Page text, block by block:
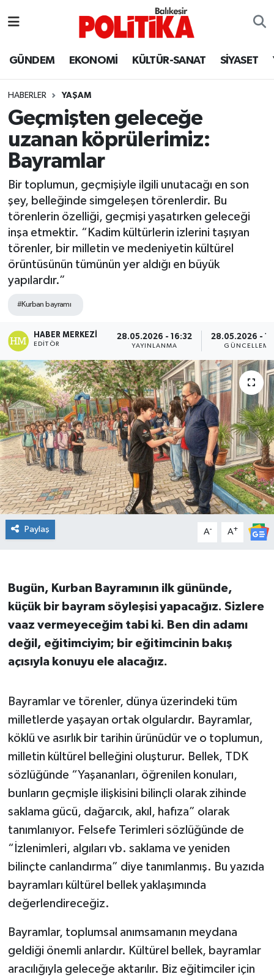
GÜNDEM EKONOMİ KÜLTÜR-SANAT SİYASET
HABERLER YAŞAM
Geçmişten geleceğe
uzanan köprülerimiz:
Bayramlar
Bir toplumun, geçmişiyle ilgili unutacağı en son
şey, belleğinde simgeleşen törenlerdir. Bu
törenlerin özelliği, geçmişi yaşatırken geleceği
inşa etmektir. “Kadim kültürlerin izlerini taşıyan
törenler, bir milletin ve medeniyetin kültürel
örüntüsünün tümünün yer aldığı en büyük
yapılardır.”
#Kurban bayramı
HABER MERKEZI
EDITÖR
28.05.2026 - 16:32
YAYINLANMA
28.05.2026 -
GÜNCELLEME
Paylaş A- A+
Bugün, Kurban Bayramının ilk gününde,
küçük bir bayram söyleşisi yapacağız. Sizlere
vaaz vermeyeceğim tabi ki. Ben din adamı
değil, eğitimciyim; bir eğitimcinin bakış
açısıyla konuyu ele alacağız.
Bayramlar ve törenler, dünya üzerindeki tüm
milletlerde yaşayan ortak olgulardır. Bayramlar,
köklü ve asırlık bir tarihin ürünüdür ve o toplumun,
milletin kültürel belleğini oluşturur. Bellek, TDK
sözlüğünde “Yaşananları, öğrenilen konuları,
bunların geçmişle ilişkisini bilinçli olarak zihinde
saklama gücü, dağarcık, akıl, hafıza” olarak
tanımlanıyor. Felsefe Terimleri sözlüğünde de
“İzlenimleri, algıları vb. saklama ve yeniden
bilinçte canlandırma” diye tanımlanmış. Bu yazıda
bayramları kültürel bellek yaklaşımında
değerlendireceğiz.
Bayramlar, toplumsal anımsamanın meydana
geldiği önemli anlardır. Kültürel bellek, bayramlar
aracılığıyla geleceğe aktarılır. Biz eğitimciler için
Ayvalık
Bandırma
Bigadiç
BİYOGRAFİLER
Burhaniye
ÇEVRE
Edremit
EĞİTİM
EKONOMİ
Erdek
Gömeç
Gönen
KENT GÜNDEMİ
Kepsut
KÜLTÜR-SANAT
MAGAZİN
MANŞET
OLAY
OTOMOTİV
Resmi İlanlar
SAĞLIK
SEYAHAT
Balıkesir Hava Durumu
Balıkesir Namaz Vakitleri
Balıkesir Trafik Yoğunluk Haritası
Süper Lig Puan Durumu ve Fikstür
Tüm Manşetler
Son Dakika Haberleri
Haber Arşivi